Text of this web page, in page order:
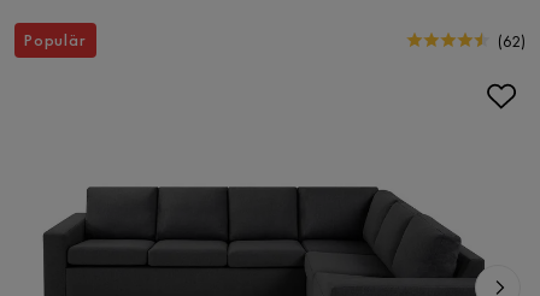
Populär (62)